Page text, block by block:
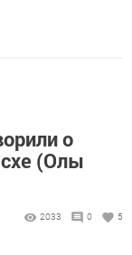
о
(Олы
2033 0 5